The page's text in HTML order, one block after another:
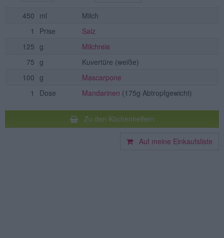
450 ml
Milch
1
Prise
Salz
125 g
Milchreis
75 g Kuvertüre (weiße)
100 g
Mascarpone
1
Dose Mandarinen (175g Abtropfgewicht)
Zu den Küchenhelfern
Auf meine Einkaufsliste